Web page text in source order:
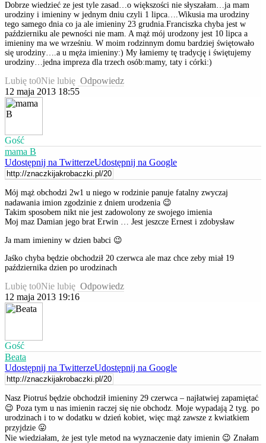
Dobrze wiedzieć ze jest tyle zasad…o większości nie słyszałam…ja mam
urodziny i imieniny w jednym dniu czyli 1 lipca….Wikusia ma urodziny
tego samego dnia co ja ale imieniny 23 grudnia.Franciszka chyba jest w
październiku ale pewności nie mam. A mąż mój urodzony jest 10 lipca a
imieniny ma we wrześniu. W moim rodzinnym domu bardziej świętowało
się urodziny….a u męża imieniny:) My łamiemy tę tradycję i świętujemy
urodziny…jedna impreza dla trzech osób:mamy, taty i córki:)
Lubię to0Nie lubię Odpowiedz
12 maja 2013 18:55
Gość
mama B
Udostępnij na TwitterzeUdostępnij na Google
Mój mąż obchodzi 2w1 u niego w rodzinie panuje fatalny zwyczaj
nadawania imion zgodzinie z dniem urodzenia 😉
Takim sposobem nikt nie jest zadowolony ze swojego imienia
Moj maz Damian jego brat Erwin … Jest jeszcze Ernest i zdobysław
Ja mam imieniny w dzien babci 😉
Jaśko chyba będzie obchodził 20 czerwca ale maz chce zeby miał 19
października dzien po urodzinach
Lubię to0Nie lubię Odpowiedz
12 maja 2013 19:16
Gość
Beata
Udostępnij na TwitterzeUdostępnij na Google
Nasz Piotruś będzie obchodził imieniny 29 czerwca – najłatwiej zapamiętać
😉 Poza tym u nas imienin raczej się nie obchodz. Moje wypadają 2 tyg. po
urodzinach i to w dodatku w dzień kobiet, więc mąż zawsze z kwiatkiem
przyjdzie 😛
Nie wiedziałam, że jest tyle metod na wyznaczenie daty imienin 😉 Znałam